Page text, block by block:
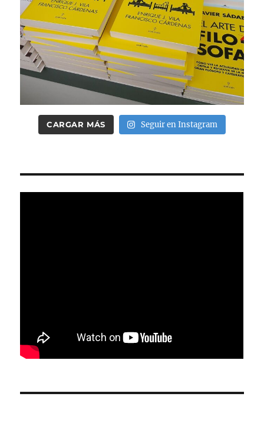
CARGAR MÁS Seguir en Instagram